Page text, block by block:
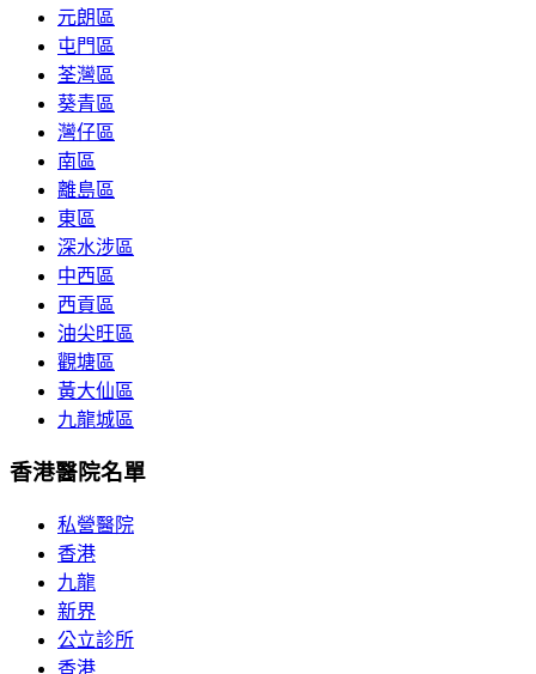
元朗區
屯門區
荃灣區
葵青區
灣仔區
南區
離島區
東區
深水涉區
中西區
西貢區
油尖旺區
觀塘區
黃大仙區
九龍城區
香港醫院名單
私營醫院
香港
九龍
新界
公立診所
香港